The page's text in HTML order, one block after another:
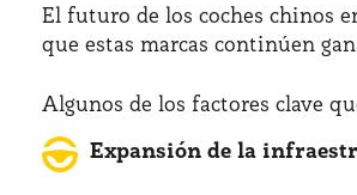
El futuro de los coches chinos
que estas marcas continúen
Algunos de los factores clave
Expansión de la